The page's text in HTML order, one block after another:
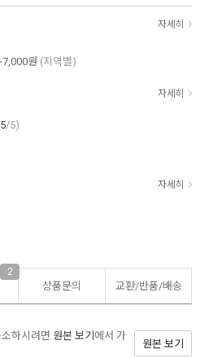
자세히
원 (지역별)
자세히
5/5)
자세히
2
상품문의 교환/반품/배송
하시려면 원본 보기 에서 가
원본 보기